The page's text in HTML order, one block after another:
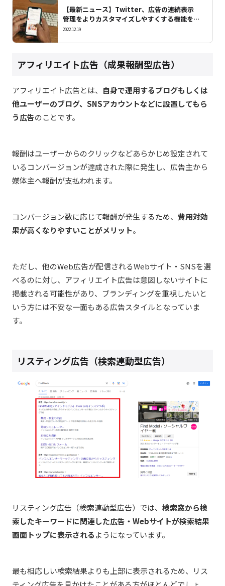
【最新ニュース】Twitter、広告の連続表示
管理をよりカスタマイズしやすくする機能を追
加
2022.12.19
アフィリエイト広告（成果報酬型広告）
アフィリエイト広告とは、 自身で運用するブログもしくは
他ユーザーのブログ、SNSアカウントなどに設置してもら
う広告のことです。
報酬はユーザーからのクリックなどあらかじめ設定されて
いるコンバージョンが達成された際に発生し、広告主から
媒体主へ報酬が支払われます。
コンバージョン数に応じて報酬が発生するため、 費用対効
果が高くなりやすいことがメリット。
ただし、他のWeb広告が配信されるWebサイト・SNSを選
べるのに対し、アフィリエイト広告は意図しないサイトに
掲載される可能性があり、ブランディングを重視したいと
いう方には不安な一面もある広告スタイルとなっていま
す。
リスティング広告（検索連動型広告）
リスティング広告（検索連動型広告）では、 検索窓から検
索したキーワードに関連した広告・Webサイトが検索結果
画面トップに表示されるようになっています。
最も相応しい検索結果よりも上部に表示されるため、リス